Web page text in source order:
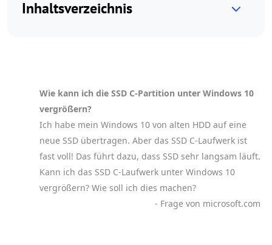
Inhaltsverzeichnis
Wie kann ich die SSD C-Partition unter Windows 10
vergrößern?
Ich habe mein Windows 10 von alten HDD auf eine
neue SSD übertragen. Aber das SSD C-Laufwerk ist
fast voll! Das führt dazu, dass SSD sehr langsam läuft.
Kann ich das SSD C-Laufwerk unter Windows 10
vergrößern? Wie soll ich dies machen?
- Frage von microsoft.com